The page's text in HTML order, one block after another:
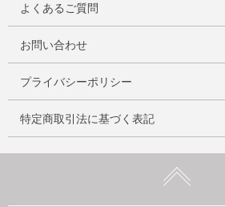
よくあるご質問
お問い合わせ
プライバシーポリシー
特定商取引法に基づく表記